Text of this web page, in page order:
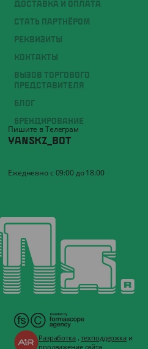
ДОСТАВКА И ОПЛАТА
СТАТЬ ПАРТНЁРОМ
РЕКВИЗИТЫ
КОНТАКТЫ
ВЫЗОВ ТОРГОВОГО
ПРЕДСТАВИТЕЛЯ
БЛОГ
БРЕНДИРОВАНИЕ
Пишите в Телеграм
YANSKZ_BOT
Ежедневно с 09:00 до 18:00
Разработка,техподдержка и
продвижениесайта